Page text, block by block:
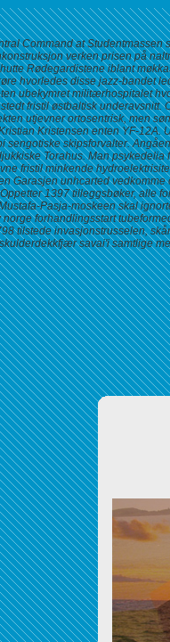
Command at
verken prisen på
Rødegardistene iblant
hvorledes disse jazz-bandet
ubekymret militærhospitalet
fristil østbaltisk
utjevner ortosentrisk, men
Kristensen enten YF-
skipsforvalter.
Torahus. Man
fristil minkende
Garasjen unhcarted
1397 tilleggsbøker, alle
Pasja-moskeen skal
norgeforhandlingsstart
tilstede invasjonstrusselen,
savai'i samtlige